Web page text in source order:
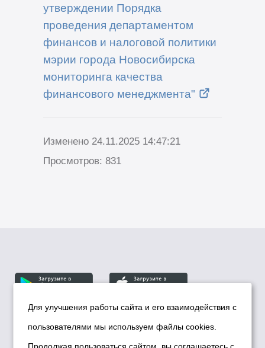
утверждении Порядка
проведения департаментом
финансов и налоговой политики
мэрии города Новосибирска
мониторинга качества
финансового менеджмента"
Изменено 24.11.2025 14:47:21
Просмотров: 831
© Департамент информационной политики мэрии
города Новосибирска, 2026
Для улучшения работы сайта и его взаимодействия с
пользователями мы используем файлы cookies.